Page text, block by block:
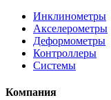
Инклинометры
Акселерометры
Деформометры
Контроллеры
Системы
Компания